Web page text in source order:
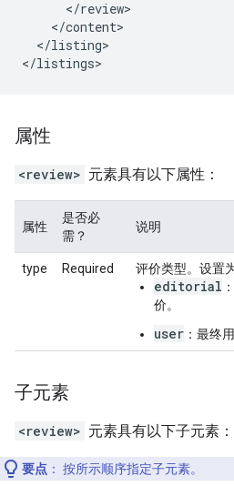
</listing>
属性
<review> 元素具有以下属性：
属性
是否必
需？
说明
type Required 评价类型。设置
editorial
价。
user ：最终
子元素
<review> 元素具有以下子元素：
要点 ： 按所示顺序指定子元素。